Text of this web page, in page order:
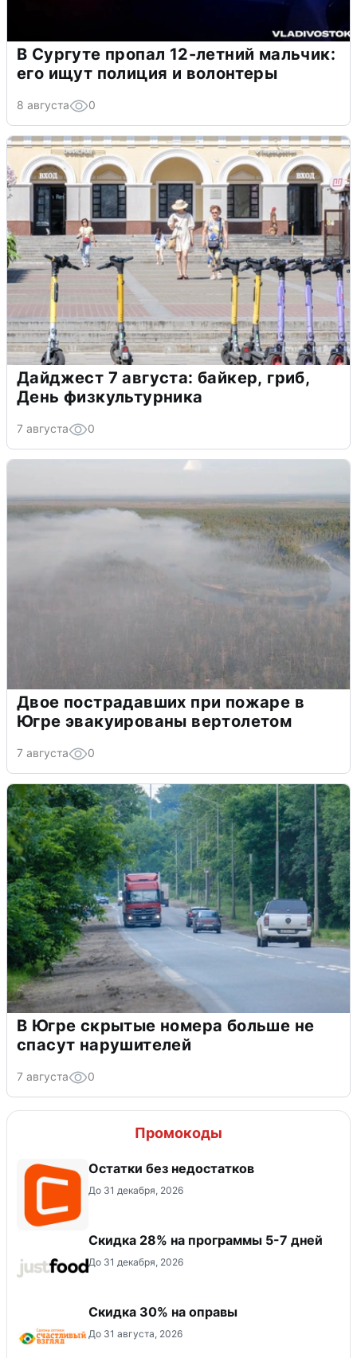
В Сургуте пропал 12-летний мальчик:
его ищут полиция и волонтеры
8 августа 0
Дайджест 7 августа: байкер, гриб,
День физкультурника
7 августа 0
Двое пострадавших при пожаре в
Югре эвакуированы вертолетом
7 августа 0
В Югре скрытые номера больше не
спасут нарушителей
7 августа 0
Промокоды
Остатки без недостатков
До 31 декабря, 2026
Скидка 28% на программы 5-7 дней
До 31 декабря, 2026
Скидка 30% на оправы
До 31 августа, 2026